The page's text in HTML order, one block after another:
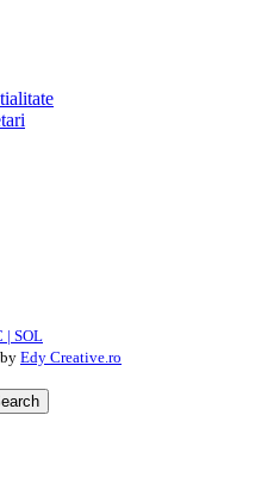
| SOL
Edy Creative.ro